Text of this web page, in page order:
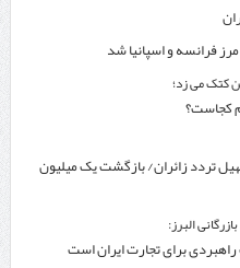
فرانسه و اسپانیا شد
کتک می زد؛
کجاست؟
تردد زائران/ بازگشت یک میلیون
البرز:
برای تجارت ایران است